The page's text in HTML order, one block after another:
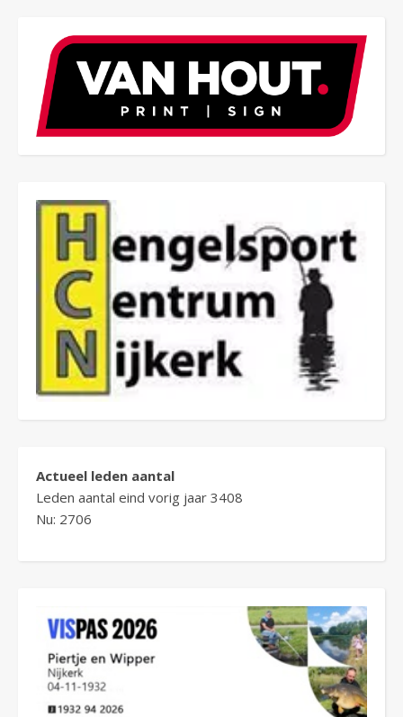
Actueel leden aantal
Leden aantal eind vorig jaar 3408
Nu: 2706